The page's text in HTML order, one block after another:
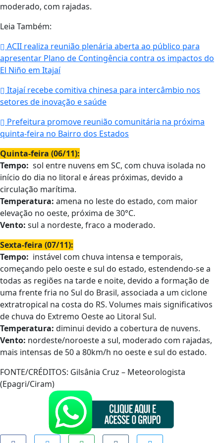
moderado, com rajadas.
Leia Também:
ACII realiza reunião plenária aberta ao público para
apresentar Plano de Contingência contra os impactos do
El Niño em Itajaí
Itajaí recebe comitiva chinesa para intercâmbio nos
setores de inovação e saúde
Prefeitura promove reunião comunitária na próxima
quinta-feira no Bairro dos Estados
Quinta-feira (06/11):
Tempo: sol entre nuvens em SC, com chuva isolada no
início do dia no litoral e áreas próximas, devido a
circulação marítima.
Temperatura: amena no leste do estado, com maior
elevação no oeste, próxima de 30°C.
Vento: sul a nordeste, fraco a moderado.
Sexta-feira (07/11):
Tempo: instável com chuva intensa e temporais,
começando pelo oeste e sul do estado, estendendo-se a
todas as regiões na tarde e noite, devido a formação de
uma frente fria no Sul do Brasil, associada a um ciclone
extratropical na costa do RS. Volumes mais significativos
de chuva do Extremo Oeste ao Litoral Sul.
Temperatura: diminui devido a cobertura de nuvens.
Vento: nordeste/noroeste a sul, moderado com rajadas,
mais intensas de 50 a 80km/h no oeste e sul do estado.
FONTE/CRÉDITOS: Gilsânia Cruz – Meteorologista
(Epagri/Ciram)